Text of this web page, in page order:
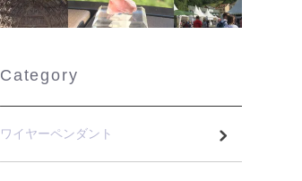
Category
ワイヤーペンダント